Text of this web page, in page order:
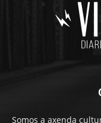
Somos a axenda